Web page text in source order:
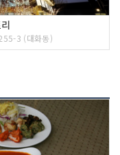
3 (대화동)